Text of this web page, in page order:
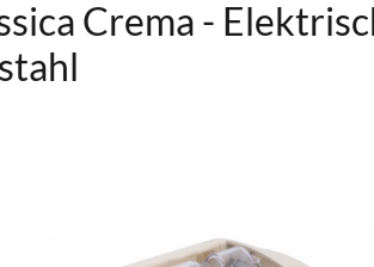
Crema -